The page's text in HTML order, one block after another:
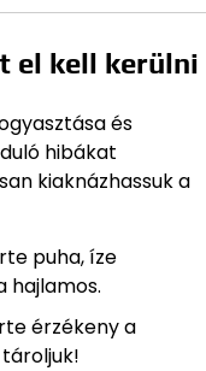
el kell kerülni
és
hibákat
kiaknázhassuk a
puha, íze
hajlamos.
érzékeny a